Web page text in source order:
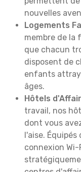
nouvelles
Logements
membre de la
que chacun
disposent de
enfants
âges.
Hôtels
travail, nos
dont vous
l'aise.
connexion